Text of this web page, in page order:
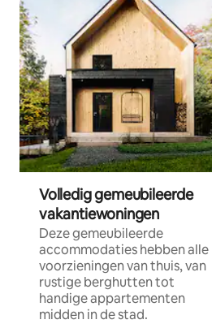
Volledig gemeubileerde
vakantiewoningen
Deze gemeubileerde
accommodaties hebben alle
voorzieningen van thuis, van
rustige berghutten tot
handige appartementen
midden in de stad.